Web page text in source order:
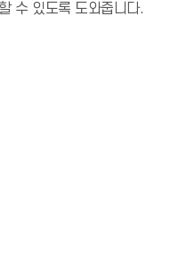
수 있도록 도와줍니다.